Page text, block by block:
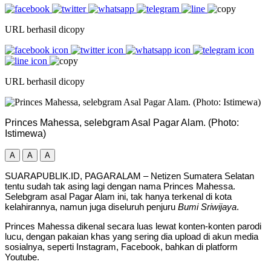
URL berhasil dicopy
URL berhasil dicopy
Princes Mahessa, selebgram Asal Pagar Alam. (Photo:
Istimewa)
A A A
SUARAPUBLIK.ID, PAGARALAM – Netizen Sumatera Selatan
tentu sudah tak asing lagi dengan nama Princes Mahessa.
Selebgram asal Pagar Alam ini, tak hanya terkenal di kota
kelahirannya, namun juga diseluruh penjuru Bumi Sriwijaya.
Princes Mahessa dikenal secara luas lewat konten-konten parodi
lucu, dengan pakaian khas yang sering dia upload di akun media
sosialnya, seperti Instagram, Facebook, bahkan di platform
Youtube.